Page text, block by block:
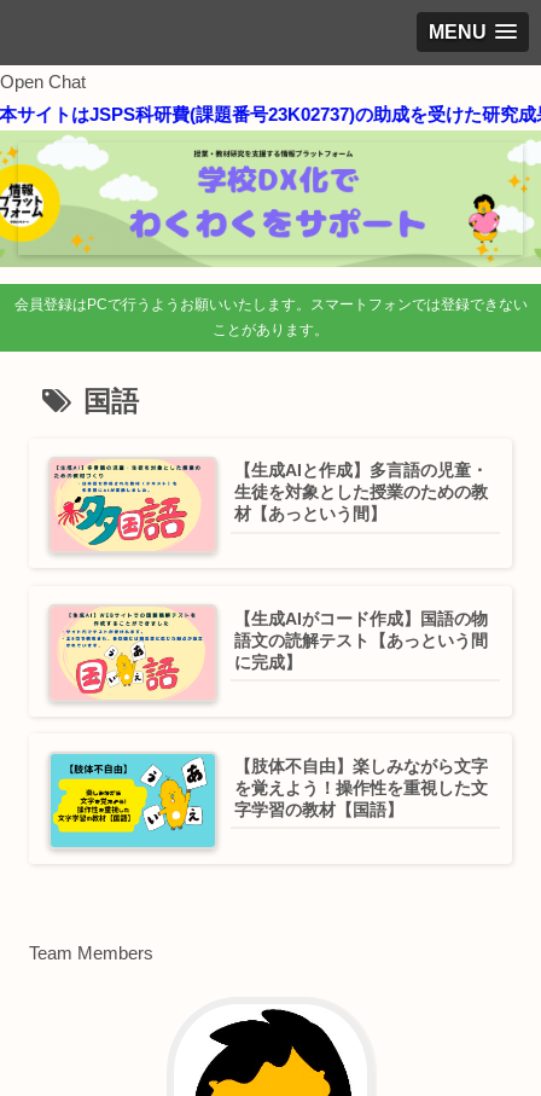
MENU
Open Chat
サイトはJSPS科研費(課題番号23K02737)の助成を受けた研究成
会員登録はPCで行うようお願いいたします。スマートフォンでは登録できない
ことがあります。
国語
【生成AIと作成】多言語の児童・
生徒を対象とした授業のための教
材【あっという間】
【生成AIがコード作成】国語の物
語文の読解テスト【あっという間
に完成】
【肢体不自由】楽しみながら文字
を覚えよう！操作性を重視した文
字学習の教材【国語】
Team Members